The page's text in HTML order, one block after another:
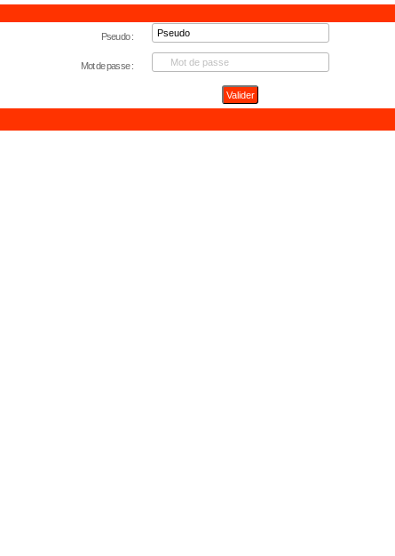
Pseudo :
Mot de passe :